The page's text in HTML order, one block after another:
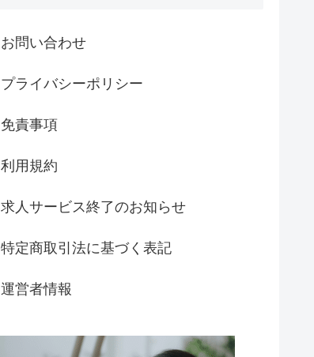
お問い合わせ
プライバシーポリシー
免責事項
利用規約
求人サービス終了のお知らせ
特定商取引法に基づく表記
運営者情報